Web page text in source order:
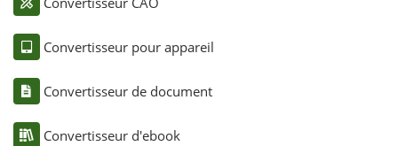
Convertisseur pour appareil
Convertisseur de document
Convertisseur d'ebook